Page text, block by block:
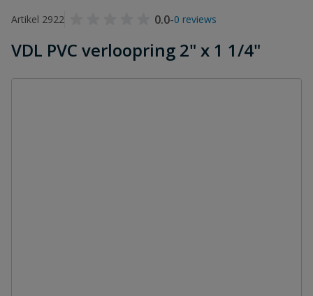
Artikel 2922
0.0-0 reviews
VDL PVC verloopring 2" x 1 1/4"